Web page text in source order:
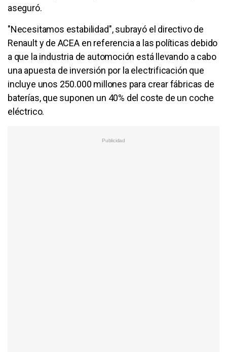
aseguró.
"Necesitamos estabilidad", subrayó el directivo de
Renault y de ACEA en referencia a las políticas debido
a que la industria de automoción está llevando a cabo
una apuesta de inversión por la electrificación que
incluye unos 250.000 millones para crear fábricas de
baterías, que suponen un 40% del coste de un coche
eléctrico.